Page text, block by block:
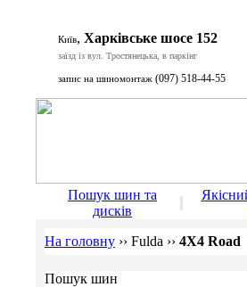
Київ, Харківське шосе 152
заїзд із вул. Тростянецька, в паркінг
запис на шиномонтаж (097) 518-44-55
Пошук шин та
дисків
На головну ›› Fulda ›› 4X4 Road
Пошук шин